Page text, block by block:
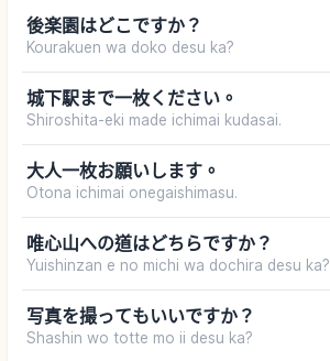
後楽園はどこですか？
Kourakuen wa doko desu ka?
城下駅まで一枚ください。
Shiroshita-eki made ichimai kudasai.
大人一枚お願いします。
Otona ichimai onegaishimasu.
唯心山への道はどちらですか？
Yuishinzan e no michi wa dochira desu ka?
写真を撮ってもいいですか？
Shashin wo totte mo ii desu ka?